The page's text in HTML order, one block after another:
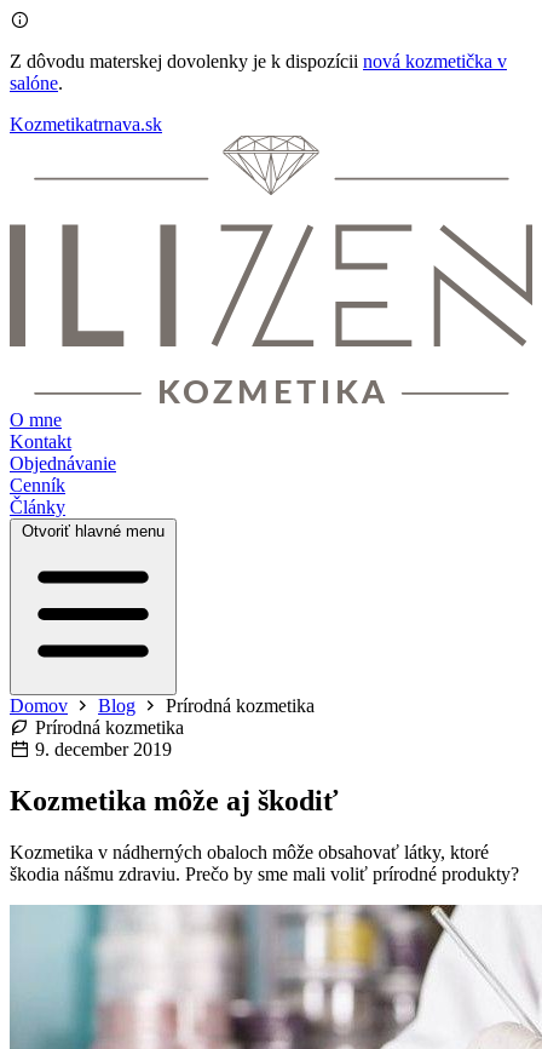
Z dôvodu materskej dovolenky je k dispozícii nová kozmetička v
salóne.
Kozmetikatrnava.sk
O mne
Kontakt
Objednávanie
Cenník
Články
Otvoriť hlavné menu
Domov Blog
Prírodná kozmetika
Prírodná kozmetika
9. december 2019
Kozmetika môže aj škodiť
Kozmetika v nádherných obaloch môže obsahovať látky, ktoré
škodia nášmu zdraviu. Prečo by sme mali voliť prírodné produkty?